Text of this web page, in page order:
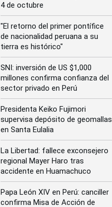
4 de octubre
"El retorno del primer pontífice
de nacionalidad peruana a su
tierra es histórico"
SNI: inversión de US $1,000
millones confirma confianza del
sector privado en Perú
Presidenta Keiko Fujimori
supervisa depósito de geomallas
en Santa Eulalia
La Libertad: fallece exconsejero
regional Mayer Haro tras
accidente en Huamachuco
Papa León XIV en Perú: canciller
confirma Misa de Acción de